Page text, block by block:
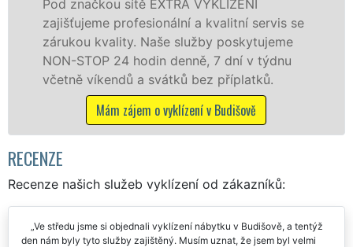
EXTRA VYKLÍZENÍ
a kvalitní servis se
služby poskytujeme
denně, 7 dní v týdnu
svátků bez příplatků.
o vyklízení v Budišově
v Budišově a
jak fyzickým, tak
zárukou kvalitně
STOP bez dalších
RECENZE
Recenze našich služeb vyklízení od zákazníků:
Ve středu jsme si objednali vyklízení nábytku v Budišově, a tentýž
den nám byly tyto služby zajištěný. Musím uznat, že jsem byl velmi